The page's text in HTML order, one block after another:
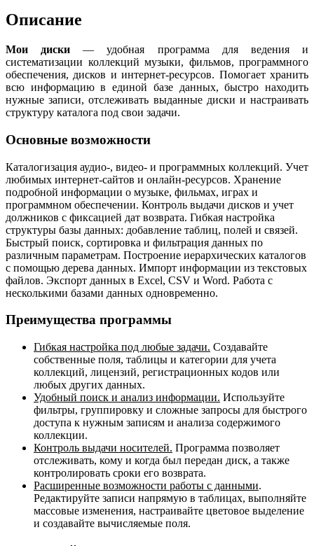
Описание
Мои диски — удобная программа для ведения и
систематизации коллекций музыки, фильмов, программного
обеспечения, дисков и интернет-ресурсов. Помогает хранить
всю информацию в единой базе данных, быстро находить
нужные записи, отслеживать выданные диски и настраивать
структуру каталога под свои задачи.
Основные возможности
Каталогизация аудио-, видео- и программных коллекций. Учет
любимых интернет-сайтов и онлайн-ресурсов. Хранение
подробной информации о музыке, фильмах, играх и
программном обеспечении. Контроль выдачи дисков и учет
должников с фиксацией дат возврата. Гибкая настройка
структуры базы данных: добавление таблиц, полей и связей.
Быстрый поиск, сортировка и фильтрация данных по
различным параметрам. Построение иерархических каталогов
с помощью дерева данных. Импорт информации из текстовых
файлов. Экспорт данных в Excel, CSV и Word. Работа с
несколькими базами данных одновременно.
Преимущества программы
Гибкая настройка под любые задачи. Создавайте
собственные поля, таблицы и категории для учета
коллекций, лицензий, регистрационных кодов или
любых других данных.
Удобный поиск и анализ информации. Используйте
фильтры, группировку и сложные запросы для быстрого
доступа к нужным записям и анализа содержимого
коллекции.
Контроль выдачи носителей. Программа позволяет
отслеживать, кому и когда был передан диск, а также
контролировать сроки его возврата.
Расширенные возможности работы с данными.
Редактируйте записи напрямую в таблицах, выполняйте
массовые изменения, настраивайте цветовое выделение
и создавайте вычисляемые поля.